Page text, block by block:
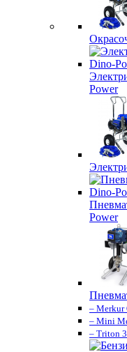
Power
Power
– Merkur
– Mini
– Triton